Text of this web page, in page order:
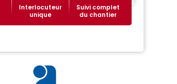
Interlocuteur
unique
Suivi complet
du chantier